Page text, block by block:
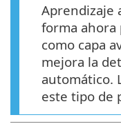
Aprendizaje
forma ahora
como capa
mejora la
automático.
este tipo de